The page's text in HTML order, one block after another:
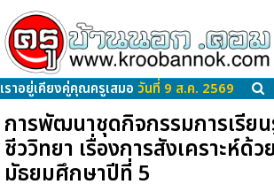
เราอยู่เคียงคู่คุณครูเสมอ วันที่ 9 ส.ค. 2569
การพัฒนาชุดกิจกรรมการเรียน
ชีววิทยา เรื่องการสังเคราะห์ด้
มัธยมศึกษาปีที่ 5